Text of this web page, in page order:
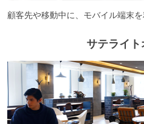
顧客先や移動中に、モバイル端末
サテライト